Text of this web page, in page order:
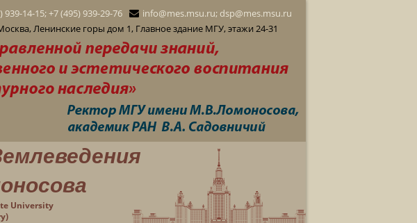
939-14-15; +7 (495) 939-29-76
info@mes.msu.ru; dsp@mes.msu.ru
Ленинские горы дом 1, Главное здание МГУ, этажи 24-31
University